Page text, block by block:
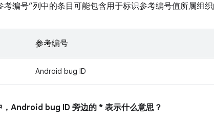
考编号”列中的条目可能包含用于标识参考编号值所属组
参考编号
Android bug ID
，Android bug ID 旁边的 * 表示什么意思？